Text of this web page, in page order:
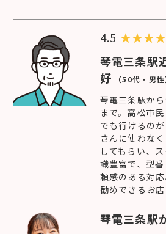
4.5 ★★★★
琴電三条駅
好 （50代・男性
琴電三条駅か
まで。高松市
でも行けるの
さんに使わな
してもらい、
識豊富で、型
頼感のある対
勧めできるお店
琴電三条駅